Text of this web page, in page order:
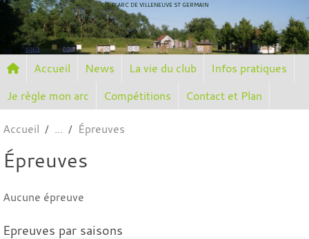
CIE D'ARC DE VILLENEUVE ST GERMAIN
Accueil News La vie du club
Infos pratiques
Je règle mon arc
Compétitions Contact et Plan
Accueil Épreuves
Épreuves
Aucune épreuve
Epreuves par saisons
Panneau de gestion des cookies